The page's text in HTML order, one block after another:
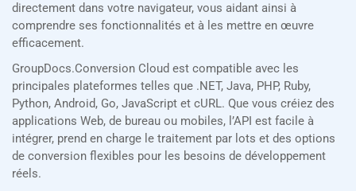
directement dans votre navigateur, vous aidant ainsi à
comprendre ses fonctionnalités et à les mettre en œuvre
efficacement.
GroupDocs.Conversion Cloud est compatible avec les
principales plateformes telles que .NET, Java, PHP, Ruby,
Python, Android, Go, JavaScript et cURL. Que vous créiez des
applications Web, de bureau ou mobiles, l’API est facile à
intégrer, prend en charge le traitement par lots et des options
de conversion flexibles pour les besoins de développement
réels.